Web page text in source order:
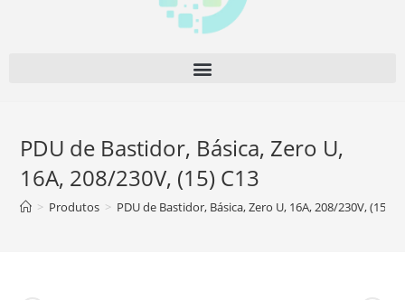
PDU de Bastidor, Básica, Zero U,
16A, 208/230V, (15) C13
> Produtos > PDU de Bastidor, Básica, Zero U, 16A, 208/230V, (15)